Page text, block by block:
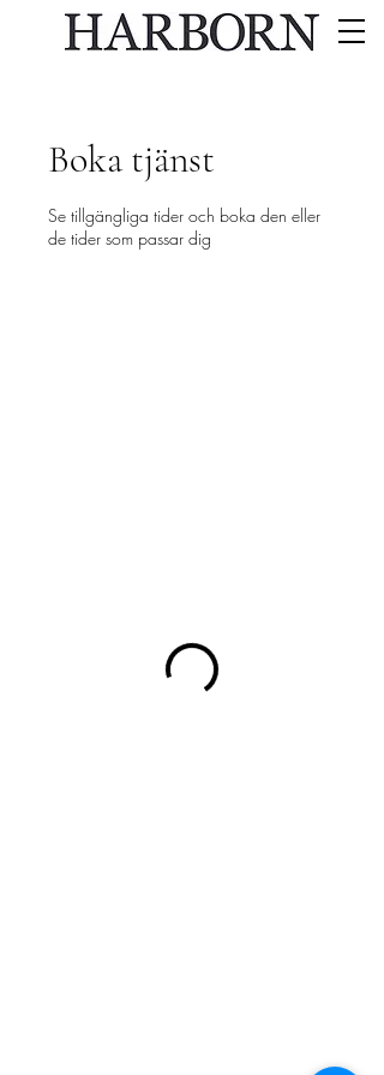
Boka tjänst
Se tillgängliga tider och boka den eller
de tider som passar dig